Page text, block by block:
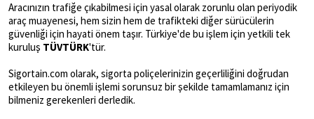
Aracınızın trafiğe çıkabilmesi için yasal olarak zorunlu olan periyodik
araç muayenesi, hem sizin hem de trafikteki diğer sürücülerin
güvenliği için hayati önem taşır. Türkiye'de bu işlem için yetkili tek
kuruluş TÜVTÜRK'tür.
Sigortain.com olarak, sigorta poliçelerinizin geçerliliğini doğrudan
etkileyen bu önemli işlemi sorunsuz bir şekilde tamamlamanız için
bilmeniz gerekenleri derledik.